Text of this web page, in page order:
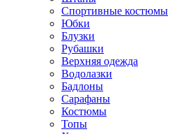
Спортивные костюмы
Юбки
Блузки
Рубашки
Верхняя одежда
Водолазки
Бадлоны
Сарафаны
Костюмы
Топы